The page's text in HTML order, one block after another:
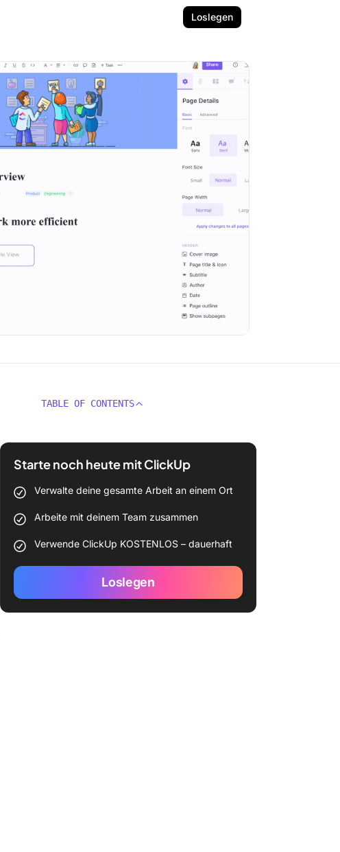
Loslegen
TABLE OF CONTENTS
Starte noch heute mit ClickUp
Verwalte deine gesamte Arbeit an einem Ort
Arbeite mit deinem Team zusammen
Verwende ClickUp KOSTENLOS – dauerhaft
Loslegen